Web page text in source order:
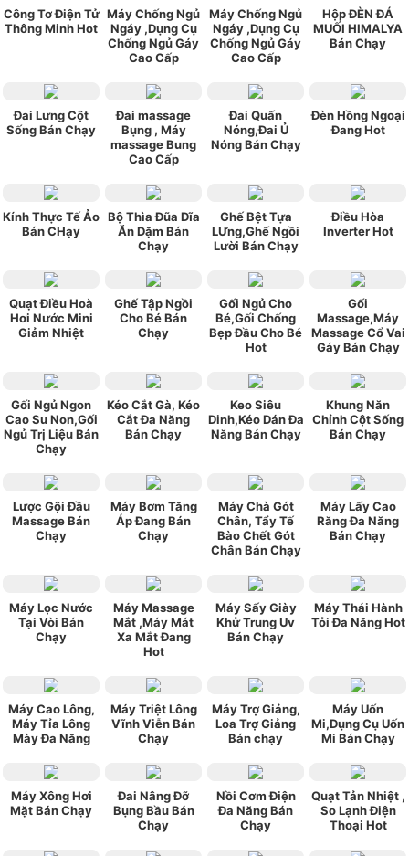
Công Tơ Điện Tử
Thông Minh Hot
Máy Chống Ngủ
Ngáy ,Dụng Cụ
Chống Ngủ Gáy
Cao Cấp
Máy Chống Ngủ
Ngáy ,Dụng Cụ
Chống Ngủ Gáy
Cao Cấp
Hộp ĐÈN ĐÁ
MUỐI HIMALYA
Bán Chạy
Đai Lưng Cột
Sống Bán Chạy
Đai massage
Bụng , Máy
massage Bung
Cao Cấp
Đai Quấn
Nóng,Đai Ủ
Nóng Bán Chạy
Đèn Hồng Ngoại
Đang Hot
Kính Thực Tế Ảo
Bán CHạy
Bộ Thìa Đũa Dĩa
Ăn Dặm Bán
Chạy
Ghế Bệt Tựa
LƯng,Ghế Ngồi
Lười Bán Chạy
Điều Hòa
Inverter Hot
Quạt Điều Hoà
Hơi Nước Mini
Giảm Nhiệt
Ghế Tập Ngồi
Cho Bé Bán
Chạy
Gối Ngủ Cho
Bé,Gối Chống
Bẹp Đầu Cho Bé
Hot
Gối
Massage,Máy
Massage Cổ Vai
Gáy Bán Chạy
Gối Ngủ Ngon
Cao Su Non,Gối
Ngủ Trị Liệu Bán
Chạy
Kéo Cắt Gà, Kéo
Cắt Đa Năng
Bán Chạy
Keo Siêu
Dinh,Kéo Dán Đa
Năng Bán Chạy
Khung Năn
Chỉnh Cột Sống
Bán Chạy
Lược Gội Đầu
Massage Bán
Chạy
Máy Bơm Tăng
Áp Đang Bán
Chạy
Máy Chà Gót
Chân, Tẩy Tế
Bào Chết Gót
Chân Bán Chạy
Máy Lấy Cao
Răng Đa Năng
Bán Chạy
Máy Lọc Nước
Tại Vòi Bán
Chạy
Máy Massage
Mắt ,Máy Mát
Xa Mắt Đang
Hot
Máy Sấy Giày
Khử Trung Uv
Bán Chạy
Máy Thái Hành
Tỏi Đa Năng Hot
Máy Cao Lông,
Máy Tỉa Lông
Mày Đa Năng
Máy Triệt Lông
Vĩnh Viễn Bán
Chạy
Máy Trợ Giảng,
Loa Trợ Giảng
Bán chạy
Máy Uốn
Mi,Dụng Cụ Uốn
Mi Bán Chạy
Máy Xông Hơi
Mặt Bán Chạy
Đai Nâng Đỡ
Bụng Bầu Bán
Chạy
Nồi Cơm Điện
Đa Năng Bán
Chạy
Quạt Tản Nhiệt ,
So Lạnh Điện
Thoại Hot